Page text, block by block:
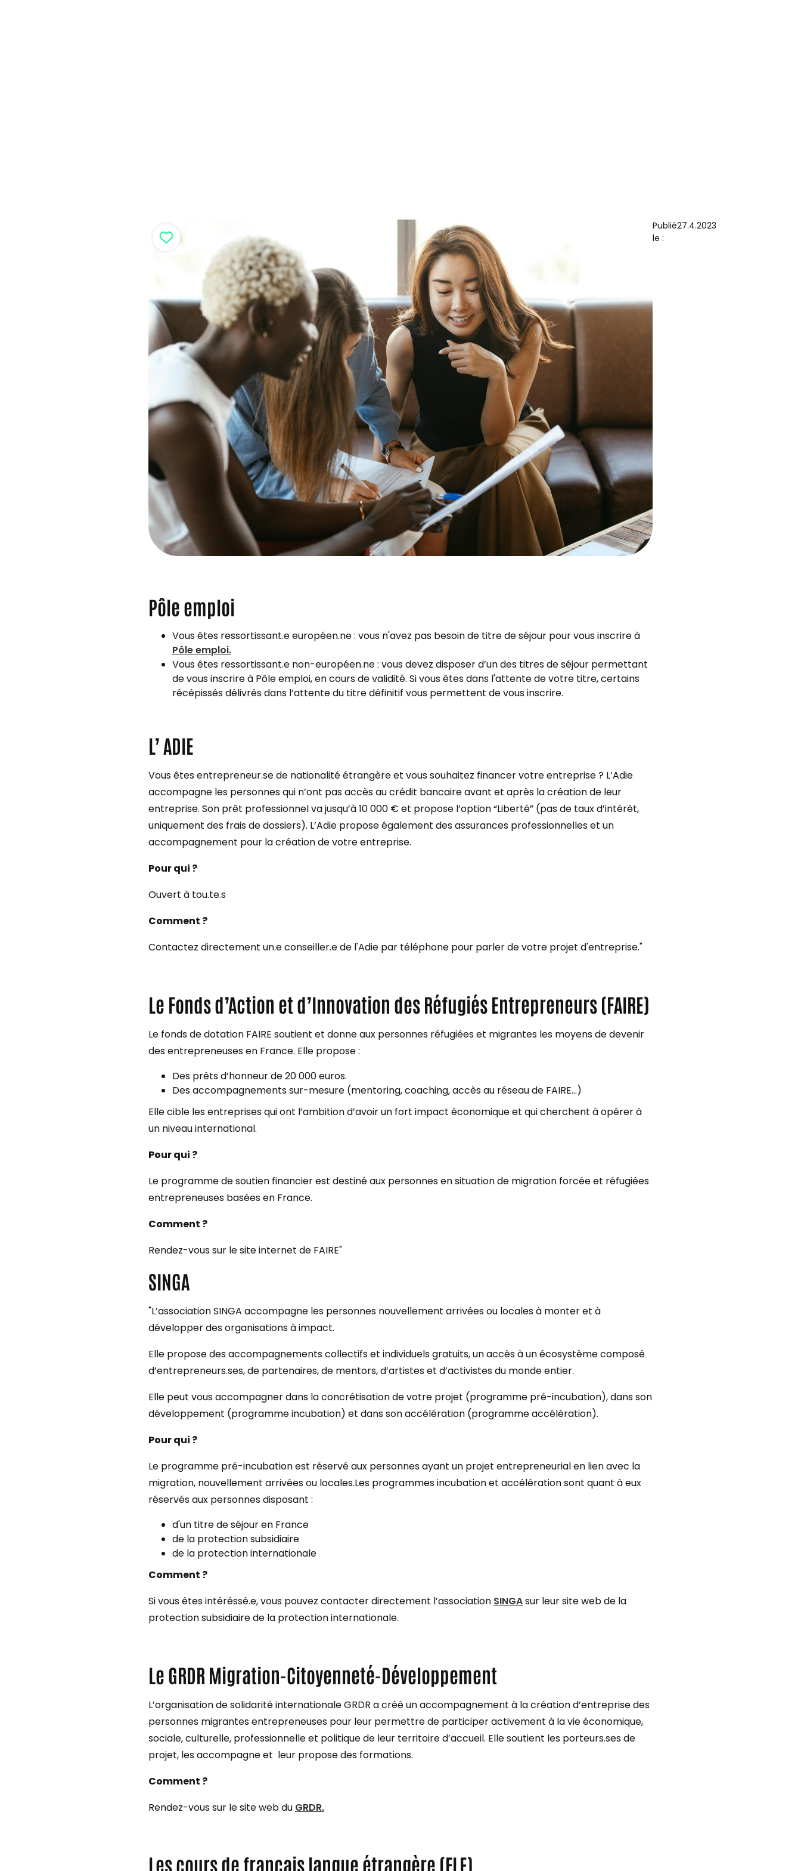
Publié
le :
27.4.2023
Pôle emploi
Vous êtes ressortissant.e européen.ne : vous n'avez pas besoin de titre de séjour pour vous inscrire à
Pôle emploi.
Vous êtes ressortissant.e non-européen.ne : vous devez disposer d’un des titres de séjour permettant
de vous inscrire à Pôle emploi, en cours de validité. Si vous êtes dans l'attente de votre titre, certains
récépissés délivrés dans l’attente du titre définitif vous permettent de vous inscrire.
L’ ADIE
Vous êtes entrepreneur.se de nationalité étrangère et vous souhaitez financer votre entreprise ? L’Adie
accompagne les personnes qui n’ont pas accès au crédit bancaire avant et après la création de leur
entreprise. Son prêt professionnel va jusqu’à 10 000 € et propose l’option “Liberté” (pas de taux d’intérêt,
uniquement des frais de dossiers). L’Adie propose également des assurances professionnelles et un
accompagnement pour la création de votre entreprise.
Pour qui ?
Ouvert à tou.te.s
Comment ?
Contactez directement un.e conseiller.e de l'Adie par téléphone pour parler de votre projet d'entreprise."
Le Fonds d’Action et d’Innovation des Réfugiés Entrepreneurs (FAIRE)
Le fonds de dotation FAIRE soutient et donne aux personnes réfugiées et migrantes les moyens de devenir
des entrepreneuses en France. Elle propose :
Des prêts d’honneur de 20 000 euros.
Des accompagnements sur-mesure (mentoring, coaching, accès au réseau de FAIRE…)
Elle cible les entreprises qui ont l’ambition d’avoir un fort impact économique et qui cherchent à opérer à
un niveau international.
Pour qui ?
Le programme de soutien financier est destiné aux personnes en situation de migration forcée et réfugiées
entrepreneuses basées en France.
Comment ?
Rendez-vous sur le site internet de FAIRE"
SINGA
"L’association SINGA accompagne les personnes nouvellement arrivées ou locales à monter et à
développer des organisations à impact.
Elle propose des accompagnements collectifs et individuels gratuits, un accès à un écosystème composé
d’entrepreneurs.ses, de partenaires, de mentors, d’artistes et d’activistes du monde entier.
Elle peut vous accompagner dans la concrétisation de votre projet (programme pré-incubation), dans son
développement (programme incubation) et dans son accélération (programme accélération).
Pour qui ?
Le programme pré-incubation est réservé aux personnes ayant un projet entrepreneurial en lien avec la
migration, nouvellement arrivées ou locales.Les programmes incubation et accélération sont quant à eux
réservés aux personnes disposant :
d'un titre de séjour en France
de la protection subsidiaire
de la protection internationale
Comment ?
Si vous êtes intéréssé.e, vous pouvez contacter directement l’association SINGAsur leur site web de la
protection subsidiaire de la protection internationale.
Le GRDR Migration-Citoyenneté-Développement
L’organisation de solidarité internationale GRDR a créé un accompagnement à la création d’entreprise des
personnes migrantes entrepreneuses pour leur permettre de participer activement à la vie économique,
sociale, culturelle, professionnelle et politique de leur territoire d’accueil. Elle soutient les porteurs.ses de
projet, les accompagne et leur propose des formations.
Comment ?
Rendez-vous sur le site web du GRDR.
Les cours de français langue étrangère (FLE)